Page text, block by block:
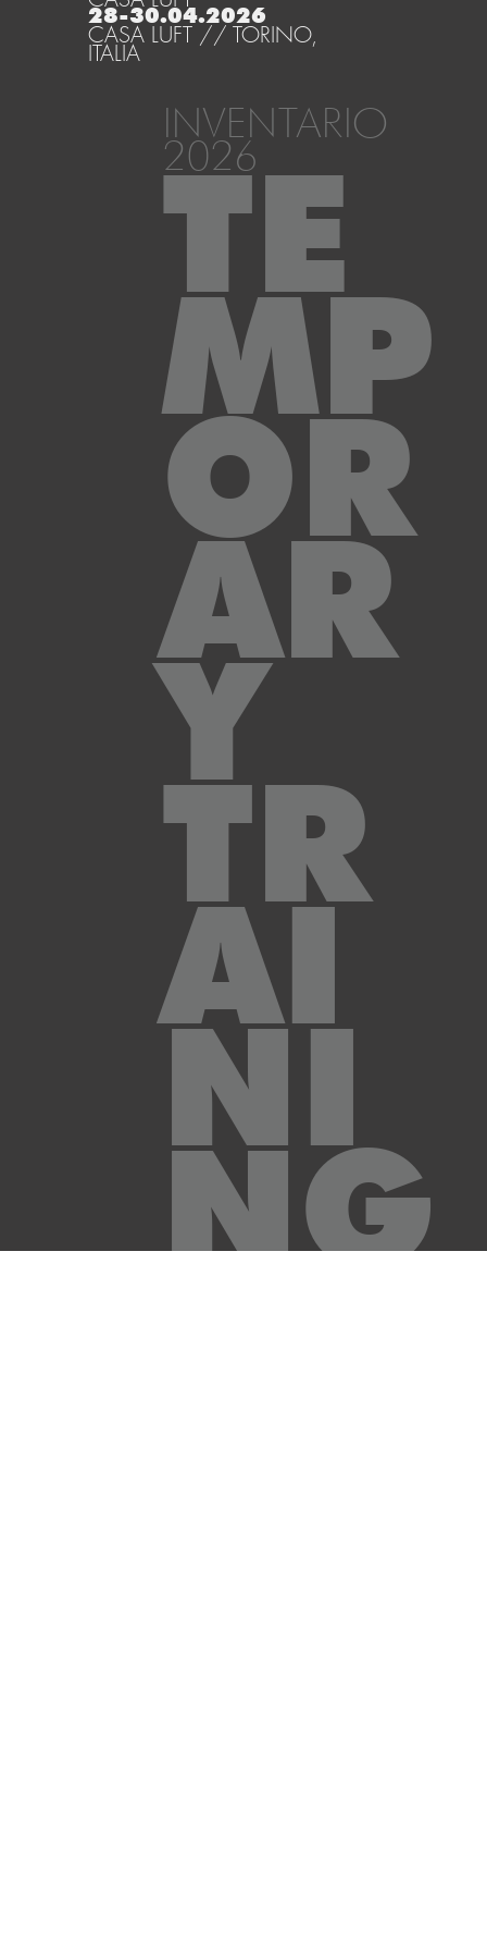
28-30.04.2026
CASA LUFT // TORINO,
ITALIA
INVENTARIO
2026
TE
MP
OR
AR
Y
TR
AI
NI
NG